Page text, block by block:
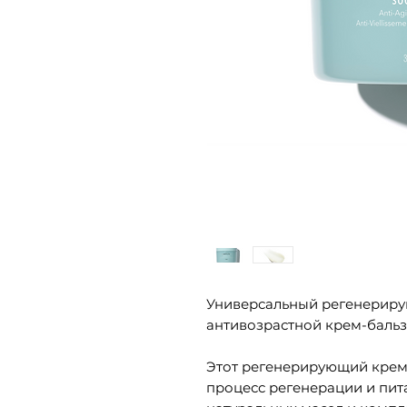
Универсальный
антивозрастной крем-
Этот регенерирующий
процесс регенерации и